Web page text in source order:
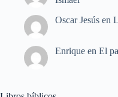
Oscar Jesús en
Enrique en El